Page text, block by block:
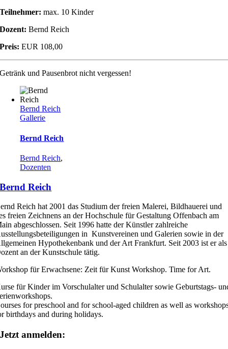
Teilnehmer: max. 10 Kinder
Dozent: Bernd Reich
Preis: EUR 108,00
Getränk und Pausenbrot nicht vergessen!
Bernd Reich
Gallerie
Bernd Reich
Bernd Reich,
Dozenten
Bernd Reich
Reich hat 2001 das Studium der freien Malerei, Bildhauerei und
freien Zeichnens an der Hochschule für Gestaltung Offenbach am
abgeschlossen. Seit 1996 hatte der Künstler zahlreiche
in Kunstvereinen und Galerien sowie in der
Hypothekenbank und der Art Frankfurt. Seit 2003 ist er als
an der Kunstschule tätig.
für Erwachsene: Zeit für Kunst Workshop. Time for Art.
für Kinder im Vorschulalter und Schulalter sowie Geburtstags-
for preschool and for school-aged children as well as
birthdays and during holidays.
Jetzt anmelden: